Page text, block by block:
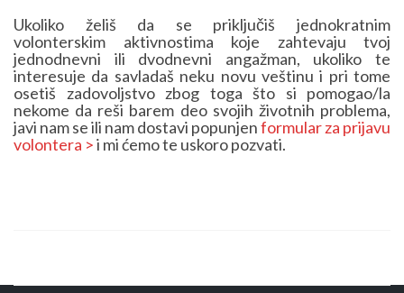
Ukoliko želiš da se priključiš jednokratnim
volonterskim aktivnostima koje zahtevaju tvoj
jednodnevni ili dvodnevni angažman, ukoliko te
interesuje da savladaš neku novu veštinu i pri tome
osetiš zadovoljstvo zbog toga što si pomogao/la
nekome da reši barem deo svojih životnih problema,
javi nam se ili nam dostavi popunjenformular za prijavu
volontera >i mi ćemo te uskoro pozvati.